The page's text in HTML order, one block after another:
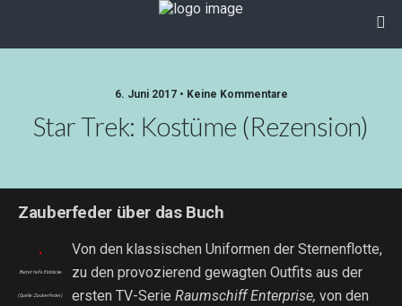
6. Juni 2017 • Keine Kommentare
Star Trek: Kostüme (Rezension)
Zauberfeder über das Buch
Bietet tiefe Einblicke
(Quelle: Zauberfeder)
Von den klassischen Uniformen der Sternenflotte,
zu den provozierend gewagten Outfits aus der
ersten TV-Serie Raumschiff Enterprise, von den